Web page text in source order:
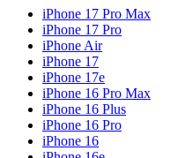
iPhone 17 Pro Max
iPhone 17 Pro
iPhone Air
iPhone 17
iPhone 17e
iPhone 16 Pro Max
iPhone 16 Plus
iPhone 16 Pro
iPhone 16